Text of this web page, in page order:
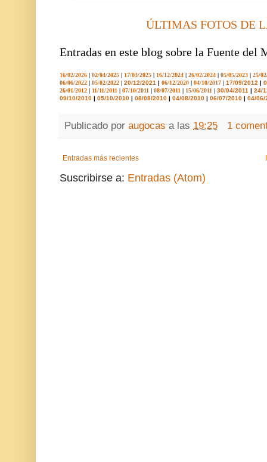
ÚLTIMAS FOTOS DE
Entradas en este blog sobre la Fuente del
16/02/2026 | 02/04/2025 | 17/03/2025 | 16/12/2024 | 26/02/2024 | 05/05/2023 | 25/
06/06/2022 | 05/02/2022 | 20/12/2021 | 06/12/2020 | 04/10/2017 | 17/09/2012 |
26/01/2012 | 11/11/2011 | 07/10/2011 | 08/07/2011 | 15/06/2011 | 30/04/2011 | 24/
09/10/2010 | 05/10/2010 | 08/08/2010 | 04/08/2010 | 06/07/2010 | 04/06/
Publicado por augocas a las 19:25 1
Entradas más recientes
Suscribirse a: Entradas (Atom)